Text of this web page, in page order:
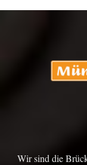
Wir sind die